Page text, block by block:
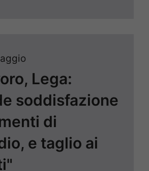
Lega:
soddisfazione
di
e taglio ai